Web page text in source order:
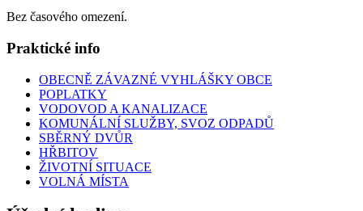
Bez časového omezení.
Praktické info
OBECNĚ ZÁVAZNÉ VYHLÁŠKY OBCE
POPLATKY
VODOVOD A KANALIZACE
KOMUNÁLNÍ SLUŽBY, SVOZ ODPADŮ
SBĚRNÝ DVŮR
HŘBITOV
ŽIVOTNÍ SITUACE
VOLNÁ MÍSTA